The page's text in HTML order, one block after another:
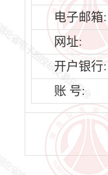
电子邮箱:
网址:
开户银行:
账 号: